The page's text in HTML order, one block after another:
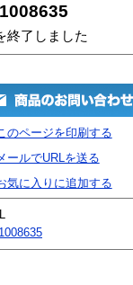
終了しました
のページを印刷する
ールでURLを送る
気に入りに追加する